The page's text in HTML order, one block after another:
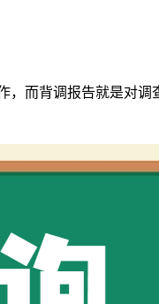
而背调报告就是对